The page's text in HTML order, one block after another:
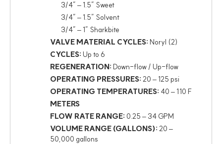
3/4″ – 1.5″ Sweet
3/4″ – 1.5″ Solvent
3/4″ – 1″ Sharkbite
VALVE MATERIAL CYCLES: Noryl (2)
CYCLES: Up to 6
REGENERATION: Down-flow / Up-flow
OPERATING PRESSURES: 20 – 125 psi
OPERATING TEMPERATURES: 40 – 110 F
METERS
FLOW RATE RANGE: 0.25 – 34 GPM
VOLUME RANGE (GALLONS): 20 –
50,000 gallons